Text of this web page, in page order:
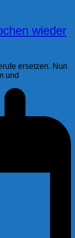
wieder
ersetzen. Nun
und